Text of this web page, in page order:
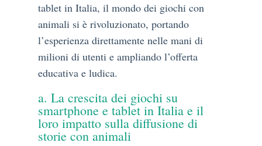
tablet in Italia, il mondo dei giochi con
animali si è rivoluzionato, portando
l’esperienza direttamente nelle mani di
milioni di utenti e ampliando l’offerta
educativa e ludica.
a. La crescita dei giochi su
smartphone e tablet in Italia e il
loro impatto sulla diffusione di
storie con animali